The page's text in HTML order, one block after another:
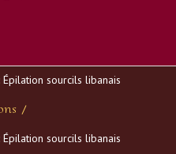
sourcils libanais
/
sourcils libanais